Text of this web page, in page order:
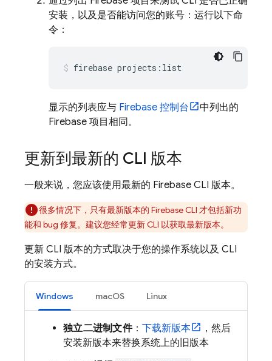
安装，以及是否能访问您的账号：运行以下命
令：
firebase projects:list
显示的列表应与 Firebase 控制台
中列出的
Firebase 项目相同。
更新到最新的 CLI 版本
一般来说，您应该使用最新的 Firebase CLI 版本。
很多情况下，只有最新版本的 FirebaseCLI 才包括新功
能和 bug 修复。建议您经常更新 CLI 以获取最新版本。
更新 CLI 版本的方式取决于您的操作系统以及 CLI
的安装方式。
Windows macOS Linux
独立二进制文件： 下载新版本
，然后
安装新版本来替换系统上的旧版本